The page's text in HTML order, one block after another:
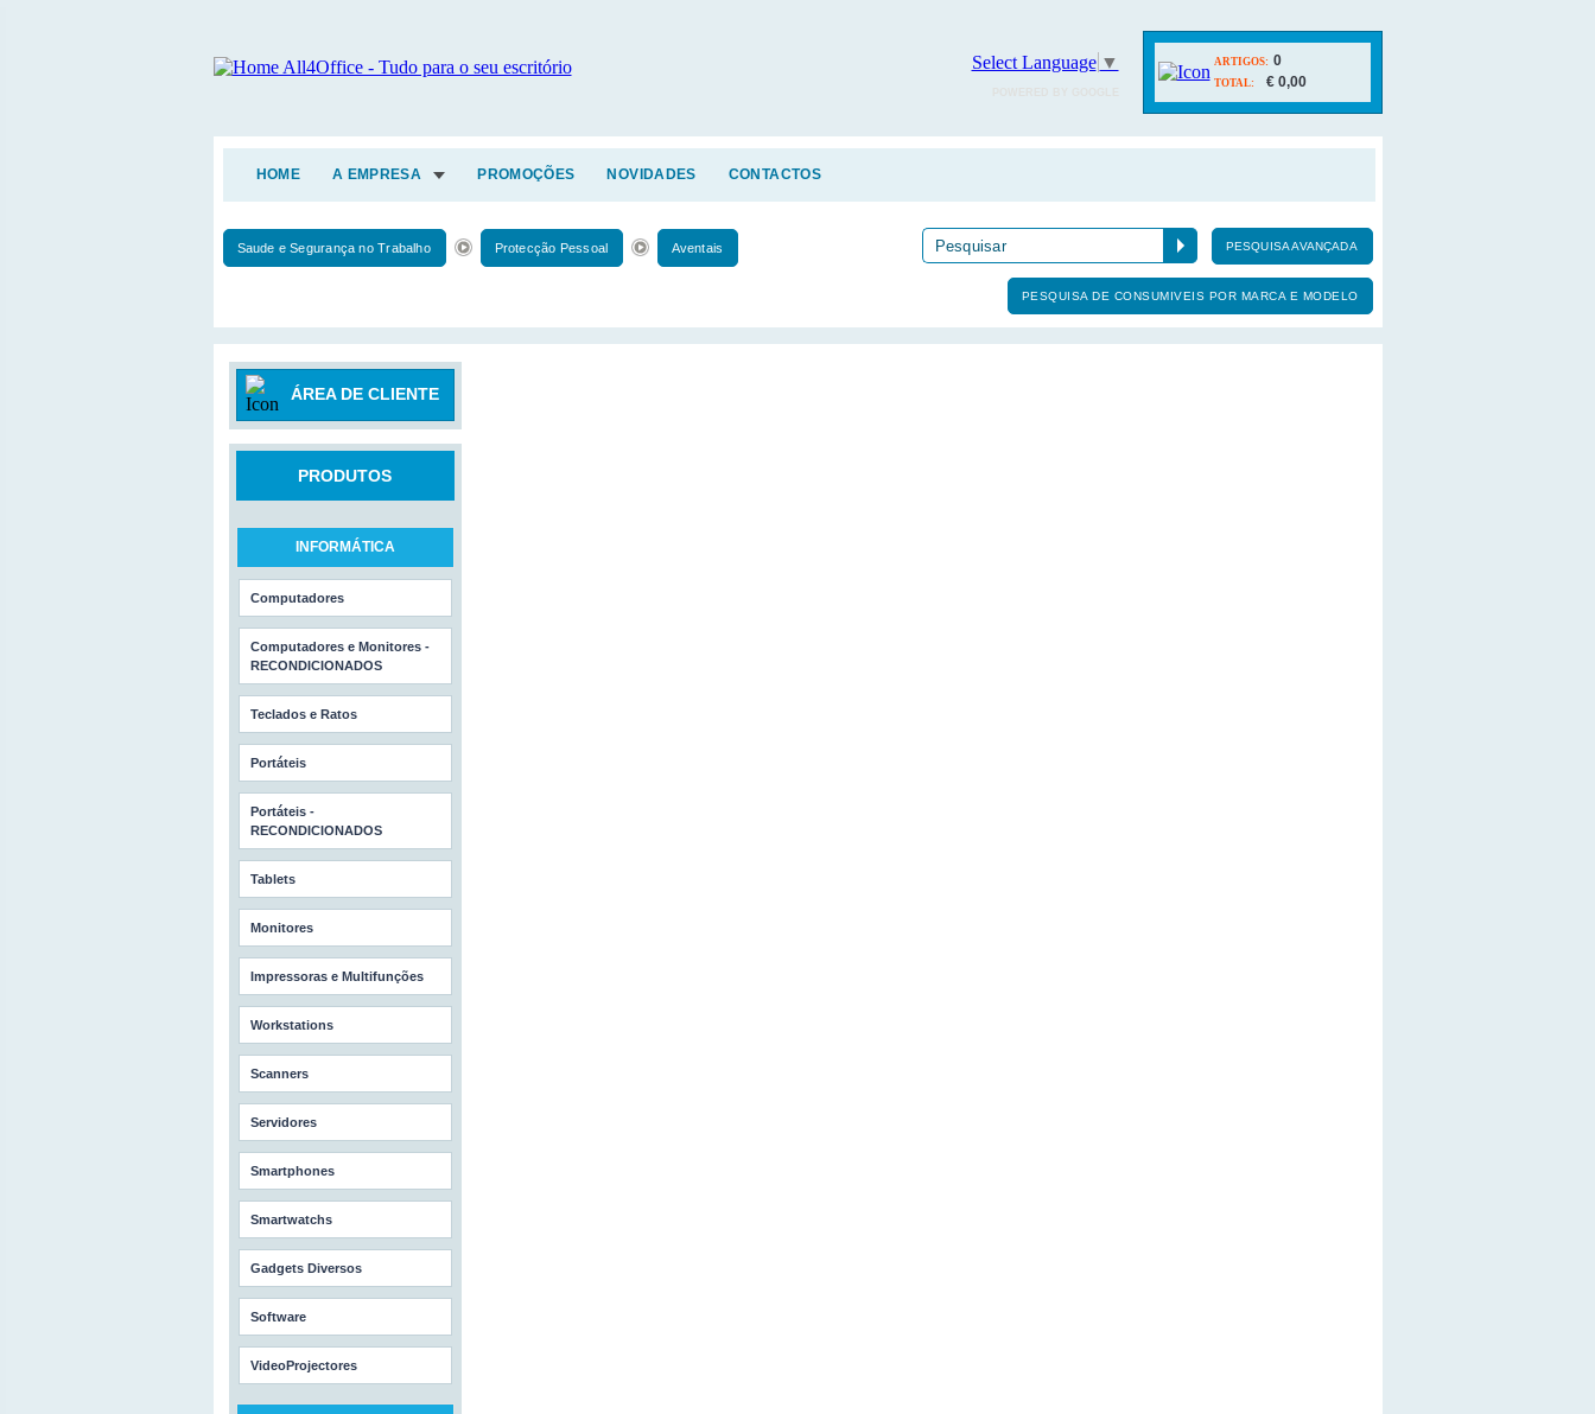
Select Language ▼ ARTIGOS: 0
TOTAL: € 0,00
HOME A EMPRESA PROMOÇÕES NOVIDADES CONTACTOS
Saude e Segurança no Trabalho Protecção Pessoal Aventais PESQUISA AVANÇADA
PESQUISA DE CONSUMIVEIS POR MARCA E MODELO
ÁREA DE CLIENTE
PRODUTOS
INFORMÁTICA
Computadores
Computadores e Monitores -
RECONDICIONADOS
Teclados e Ratos
Portáteis
Portáteis -
RECONDICIONADOS
Tablets
Monitores
Impressoras e Multifunções
Workstations
Scanners
Servidores
Smartphones
Smartwatchs
Gadgets Diversos
Software
VideoProjectores